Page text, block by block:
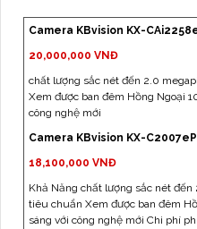
Camera KBvision KX-
20,000,000 VNĐ
chất lượng sắc nét đến 2.0
Xem được ban đêm Hồng Ngoại
công nghệ mới
Camera KBvision KX-
18,100,000 VNĐ
Khả Năng chất lượng sắc nét
tiêu chuẩn Xem được ban đêm
sáng với công nghệ mới Chi phí